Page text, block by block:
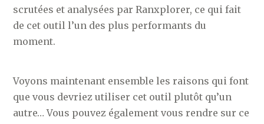
scrutées et analysées par Ranxplorer, ce qui fait
de cet outil l’un des plus performants du
moment.
Voyons maintenant ensemble les raisons qui font
que vous devriez utiliser cet outil plutôt qu’un
autre… Vous pouvez également vous rendre sur ce